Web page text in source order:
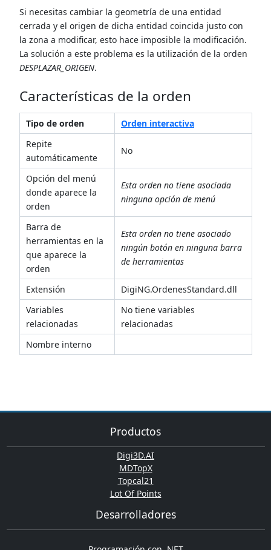
Si necesitas cambiar la geometría de una entidad
cerrada y el origen de dicha entidad coincida justo con
la zona a modificar, esto hace imposible la modificación.
La solución a este problema es la utilización de la orden
DESPLAZAR_ORIGEN.
Características de la orden
Tipo de orden
Orden interactiva
Repite
automáticamente
No
Opción del menú
donde aparece la
orden
Esta orden no tiene asociada
ninguna opción de menú
Barra de
herramientas en la
que aparece la
orden
Esta orden no tiene asociado
ningún botón en ninguna barra
de herramientas
Extensión
DigiNG.OrdenesStandard.dll
Variables
relacionadas
No tiene variables
relacionadas
Nombre interno
Productos
Digi3D.AI
MDTopX
Topcal21
Lot Of Points
Desarrolladores